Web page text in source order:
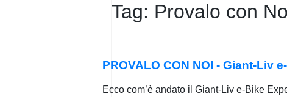
Tag: Provalo con
PROVALO CON NOI - Giant-Liv
Ecco com’è andato il Giant-Liv e-Bike